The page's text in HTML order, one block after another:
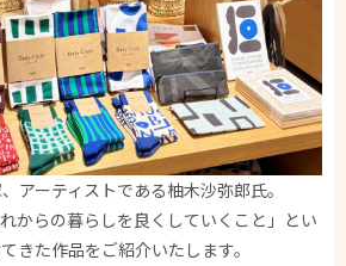
アーティストである柚木沙弥郎氏。
れからの暮らしを良くしていくこと」とい
きた作品をご紹介いたします。